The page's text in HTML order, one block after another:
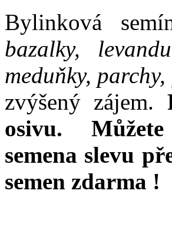
Bylinková
bazalky,
meduňky,
zvýšený zájem.
osivu. Můžete
semena slevu
semen zdarma !